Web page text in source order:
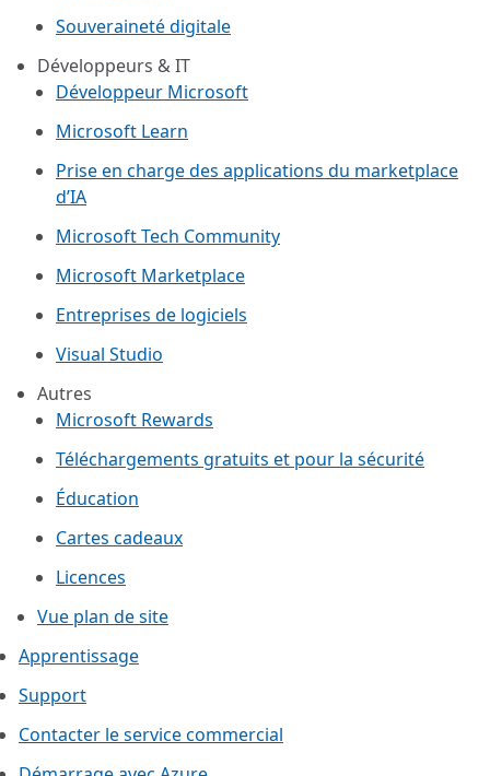
Souveraineté digitale
Développeurs & IT
Développeur Microsoft
Microsoft Learn
Prise en charge des applications du marketplace
d’IA
Microsoft Tech Community
Microsoft Marketplace
Entreprises de logiciels
Visual Studio
Autres
Microsoft Rewards
Téléchargements gratuits et pour la sécurité
Éducation
Cartes cadeaux
Licences
Vue plan de site
Apprentissage
Support
Contacter le service commercial